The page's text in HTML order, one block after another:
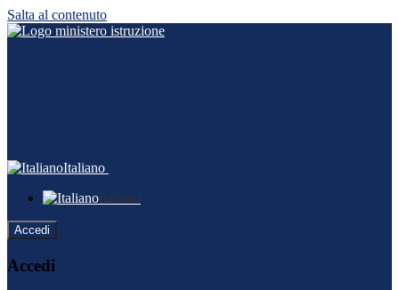
Salta al contenuto
Italiano
Italiano
Accedi
Accedi